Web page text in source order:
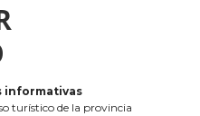
informativas
turístico de la provincia